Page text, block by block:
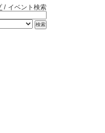
/ イベント検索